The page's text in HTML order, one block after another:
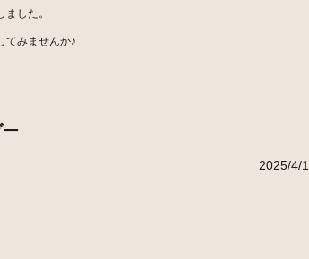
した。
てみませんか♪
ー
2025/4/1